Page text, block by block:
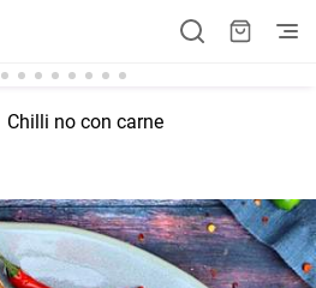
Chilli no con carne